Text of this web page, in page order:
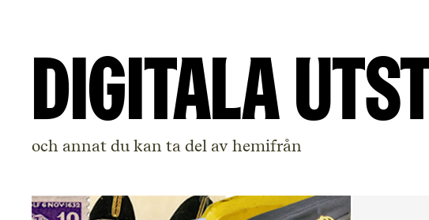
Digitala
och annat du kan ta del av hemifrån